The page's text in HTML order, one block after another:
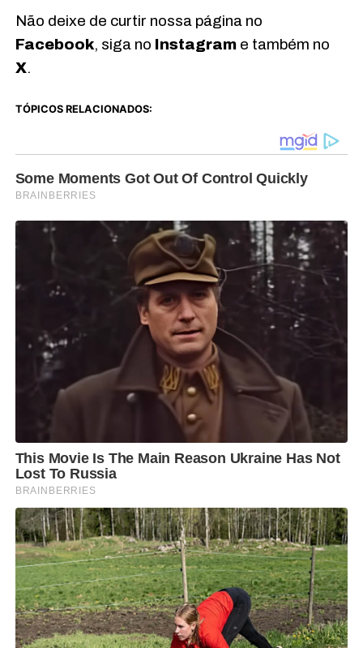
Não deixe de curtir nossa página no
Facebook, siga no Instagrame também no
X.
TÓPICOS RELACIONADOS: